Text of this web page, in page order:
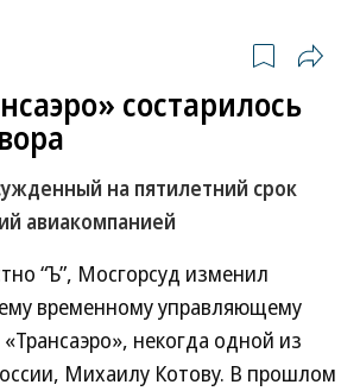
состарилось
на пятилетний срок
авиакомпанией
“Ъ”, Мосгорсуд изменил
временному управляющему
некогда одной из
Михаилу Котову. В прошлом